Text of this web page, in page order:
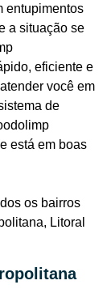
entupimentos
a situação se
eficiente e
você em
de
está em boas
os bairros
Litoral